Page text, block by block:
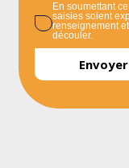
En soumettant
saisies soient
renseignement
découler.